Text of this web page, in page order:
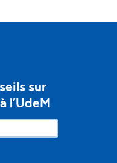
sur
l’UdeM